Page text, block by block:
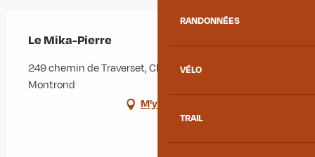
RANDONNÉES
VÉLO
TRAIL
Le Mika-Pierre
249 chemin de Traverset, Chef-lieu, 73300 Albiez-
Montrond
M'y rendre